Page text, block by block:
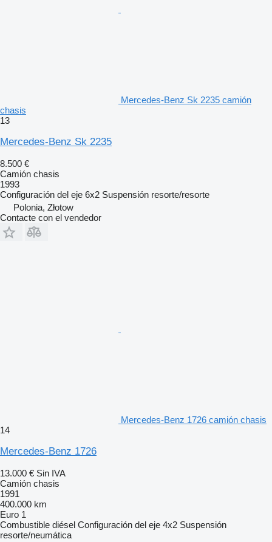
Mercedes-Benz Sk 2235 camión
chasis
13
Mercedes-Benz Sk 2235
8.500 €
Camión chasis
1993
Configuración del eje 6x2 Suspensión resorte/resorte
Polonia, Złotow
Contacte con el vendedor
Mercedes-Benz 1726 camión chasis
14
Mercedes-Benz 1726
13.000 € Sin IVA
Camión chasis
1991
400.000 km
Euro 1
Combustible diésel Configuración del eje 4x2 Suspensión
resorte/neumática